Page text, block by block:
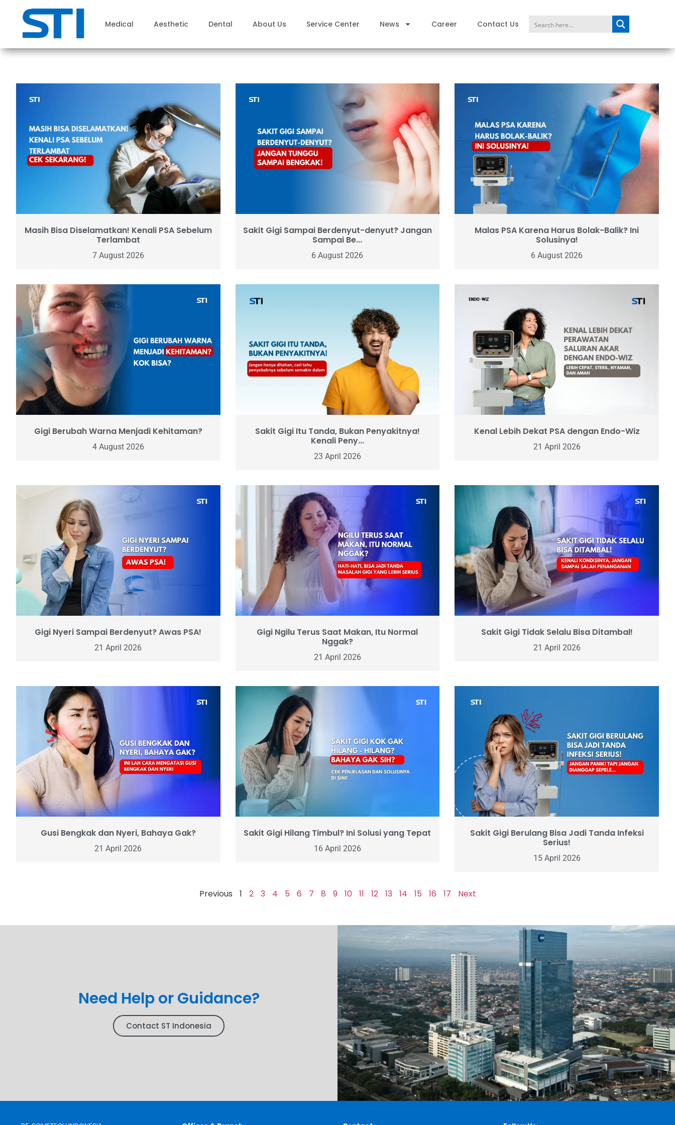
Medical Aesthetic Dental About Us Service Center News Career Contact Us
Masih Bisa Diselamatkan! Kenali PSA Sebelum
Terlambat
7 August 2026
Sakit Gigi Sampai Berdenyut-denyut? Jangan
Sampai Be...
6 August 2026
Malas PSA Karena Harus Bolak-Balik? Ini
Solusinya!
6 August 2026
Gigi Berubah Warna Menjadi Kehitaman?
4 August 2026
Sakit Gigi Itu Tanda, Bukan Penyakitnya!
Kenali Peny...
23 April 2026
Kenal Lebih Dekat PSA dengan Endo-Wiz
21 April 2026
Gigi Nyeri Sampai Berdenyut? Awas PSA!
21 April 2026
Gigi Ngilu Terus Saat Makan, Itu Normal
Nggak?
21 April 2026
Sakit Gigi Tidak Selalu Bisa Ditambal!
21 April 2026
Gusi Bengkak dan Nyeri, Bahaya Gak?
21 April 2026
Sakit Gigi Hilang Timbul? Ini Solusi yang Tepat
16 April 2026
Sakit Gigi Berulang Bisa Jadi Tanda Infeksi
Serius!
15 April 2026
Previous 1 2 3 4 5 6 7 8 9 10 11 12 13 14 15 16 17 Next
Need Help or Guidance?
Contact ST Indonesia